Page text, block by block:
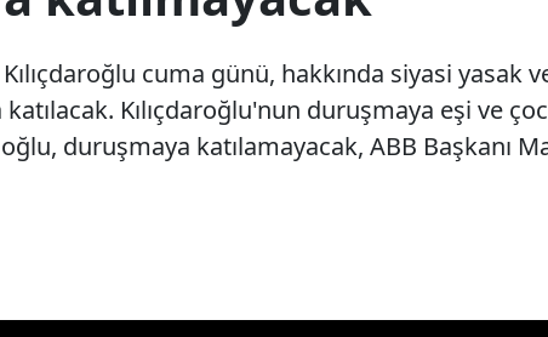
cuma günü, hakkında siyasi yasak
Kılıçdaroğlu'nun duruşmaya eşi ve
duruşmaya katılamayacak, ABB Başkanı